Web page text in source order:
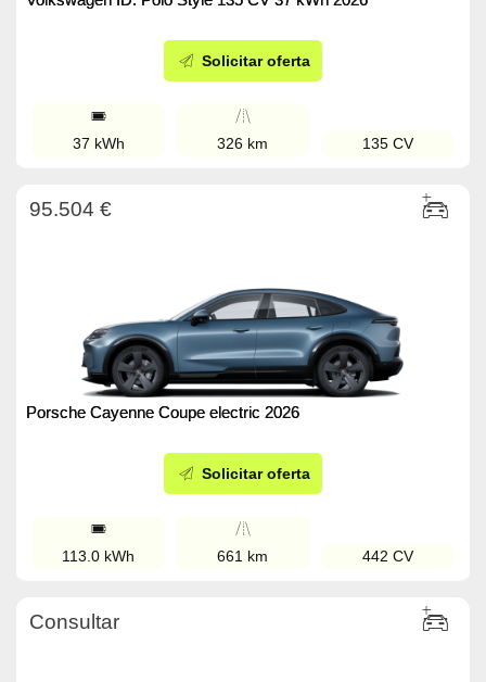
Solicitar oferta
37 kWh 326 km 135 CV
95.504 €
Porsche Cayenne Coupe electric 2026
Solicitar oferta
113.0 kWh 661 km 442 CV
Consultar